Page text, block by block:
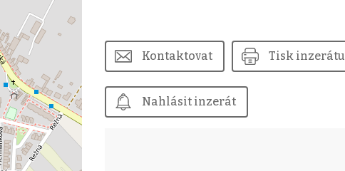
Kontaktovat Tisk inzerátu
Nahlásit inzerát